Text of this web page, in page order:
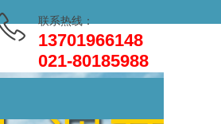
联系热线：
13701966148
021-80185988